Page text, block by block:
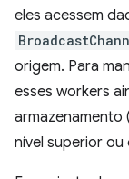
eles acessem
origem. Para
esses workers
armazenamento
nível superior